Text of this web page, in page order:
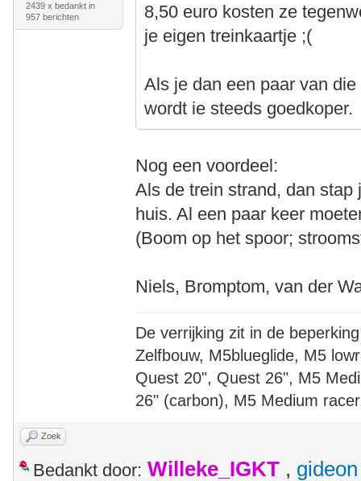
2439 x bedankt in
957 berichten
8,50 euro kosten ze
je eigen treinkaartje ;(
Als je dan een paar van
wordt ie steeds goedkoper.
Nog een voordeel:
Als de trein strand, dan
huis. Al een paar keer
(Boom op het spoor;
Niels, Bromptom, van der
De verrijking zit in de beperking
Zelfbouw, M5blueglide, M5
Quest 20", Quest 26", M5
26" (carbon), M5 Medium
Zoek
Bedankt door: Willeke_IGKT , gideon